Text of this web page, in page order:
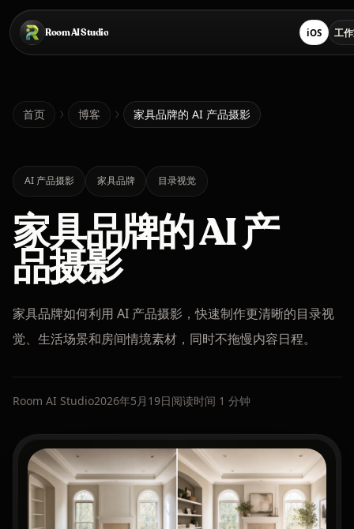
跳转到主要内容
Room AI Studio
首页 iOS在 App
工
Room AI Studio
语言简体中文
首页 博客 家具品牌的 AI 产品摄影
AI 产品摄影 家具品牌 目录视觉
家具品牌的 AI 产
品摄影
家具品牌如何利用 AI 产品摄影，快速制作更清晰的目录视
觉、生活场景和房间情境素材，同时不拖慢内容日程。
Room AI Studio2026年5月19日阅读时间 1 分钟